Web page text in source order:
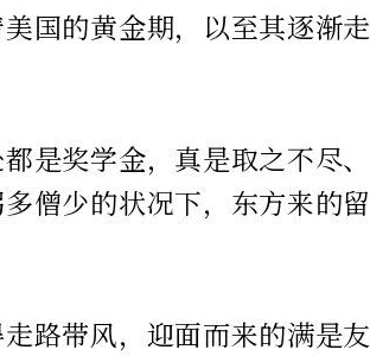
国的黄金期，以至其逐渐走
是奖学金，真是取之不尽、
僧少的状况下，东方来的留
路带风，迎面而来的满是友